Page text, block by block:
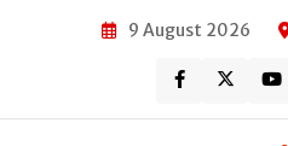
9 August 2026